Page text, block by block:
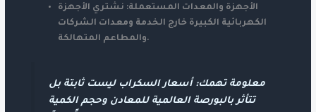
الأجهزة والمعدات المستعملة: نشتري الأجهزة
الكهربائية الكبيرة خارج الخدمة ومعدات الشركات
والمطاعم المتهالكة.
معلومة تهمك: أسعار السكراب ليست ثابتة بل
تتأثر بالبورصة العالمية للمعادن وحجم الكمية